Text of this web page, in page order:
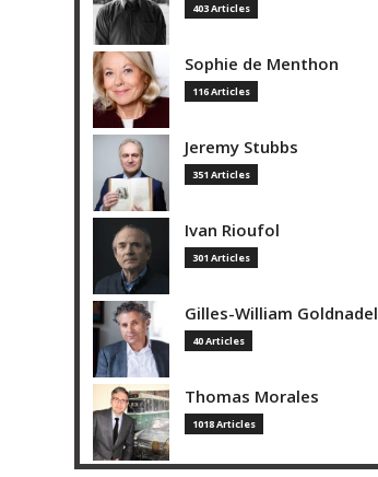
403 Articles
Sophie de Menthon
116 Articles
Jeremy Stubbs
351 Articles
Ivan Rioufol
301 Articles
Gilles-William Goldnadel
40 Articles
Thomas Morales
1018 Articles